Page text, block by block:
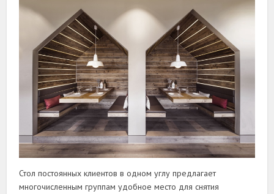
Стол постоянных клиентов в одном углу предлагает
многочисленным группам удобное место для снятия